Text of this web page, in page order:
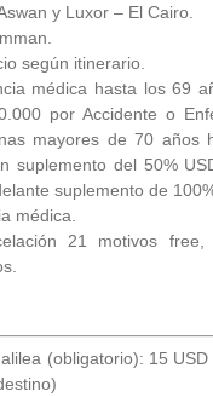
y Luxor – El Cairo.
según itinerario.
médica hasta los 69
por Accidente o
mayores de 70 años
suplemento del 50%
suplemento de
médica.
21 motivos free,
(obligatorio): 15